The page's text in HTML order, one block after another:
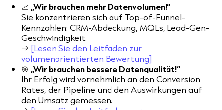
📈 „Wir brauchen mehr Datenvolumen!“
Sie konzentrieren sich auf Top-of-Funnel-
Kennzahlen: CRM-Abdeckung, MQLs, Lead-Gen-
Geschwindigkeit.
→ [Lesen Sie den Leitfaden zur
volumenorientierten Bewertung]
🎯 „Wir brauchen bessere Datenqualität!“
Ihr Erfolg wird vornehmlich an den Conversion
Rates, der Pipeline und den Auswirkungen auf
den Umsatz gemessen.